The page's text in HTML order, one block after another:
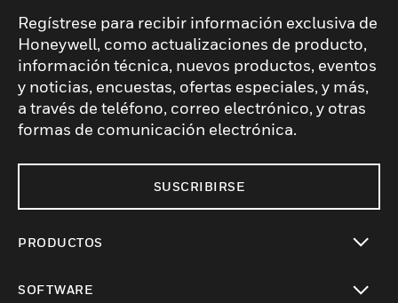
Regístrese para recibir información exclusiva de
Honeywell, como actualizaciones de producto,
información técnica, nuevos productos, eventos
y noticias, encuestas, ofertas especiales, y más,
a través de teléfono, correo electrónico, y otras
formas de comunicación electrónica.
SUSCRIBIRSE
PRODUCTOS
SOFTWARE